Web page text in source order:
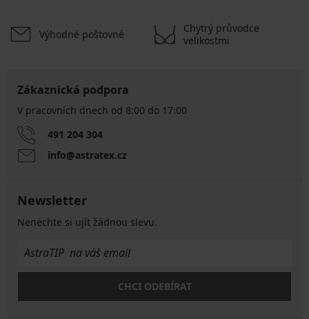
Výhodné poštovné
Chytrý průvodce
velikostmi
Zákaznická podpora
V pracovních dnech od 8:00 do 17:00
491 204 304
info@astratex.cz
Newsletter
Nenechte si ujít žádnou slevu.
CHCI ODEBÍRAT